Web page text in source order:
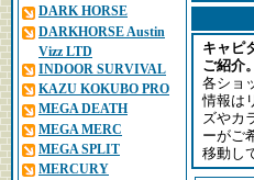
DARK HORSE
DARKHORSE Austin
Vizz LTD
INDOOR SURVIVAL
KAZU KOKUBO PRO
MEGA DEATH
MEGA MERC
MEGA SPLIT
MERCURY
キャピ
ご紹介。
各ショ
情報は
ズやカ
ーがご
移動し